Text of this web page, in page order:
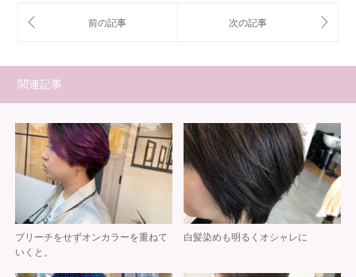
関連記事
ブリーチをせずオンカラーを重ねて
いくと。
白髪染めも明るくオシャレに